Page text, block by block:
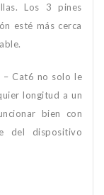
Los 3 pines
esté más cerca
– Cat6 no solo le
longitud a un
bien con
del dispositivo